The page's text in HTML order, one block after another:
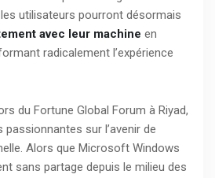
utilisateurs pourront désormais
avec leur machine en
radicalement l’expérience
du Fortune Global Forum à Riyad,
sur l’avenir de
Alors que Microsoft Windows
sans partage depuis le milieu des